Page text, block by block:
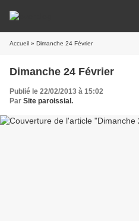
Accueil » Dimanche 24 Février
Dimanche 24 Février
Publié le 22/02/2013 à 15:02
Par Site paroissial.